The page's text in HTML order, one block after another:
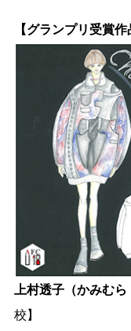
【グランプリ受賞
上村透子（かみむ
校】